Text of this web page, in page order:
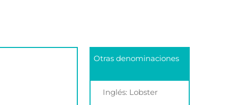
Otras denominaciones
Inglés: Lobster